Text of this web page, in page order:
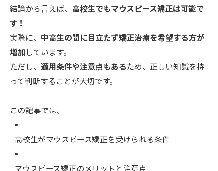
結論から言えば、 高校生でもマウスピース矯正は可能で
す！
実際に、 中高生の間に目立たず矯正治療を希望する方が
増加しています。
ただし、 適用条件や注意点もあるため、正しい知識を持
って判断することが大切です。
この記事では、
高校生がマウスピース矯正を受けられる条件
マウスピース矯正のメリットと注意点